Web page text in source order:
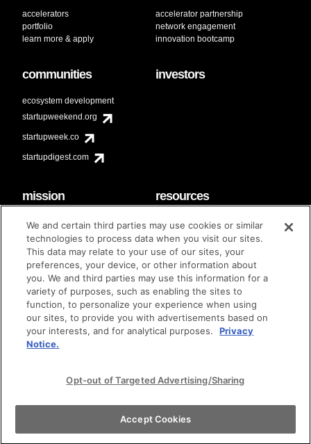
accelerators
portfolio
learn more & apply
accelerator partnership
network engagement
innovation bootcamp
communities
ecosystem development
startupweekend.org
startupweek.co
startupdigest.com
investors
mission
code of conduct
diversity & inclusion
Techstars Foundation
resources
faq
contact
brand guidelines
© techstars 2024 | privacy policy | terms of use
We and certain third parties may use cookies or similar
technologies to process data when you visit our sites.
This data may relate to your use of our sites, your
preferences, your device, or other information about
you. We and third parties may use this information for a
variety of purposes, such as enabling the sites to
function, to personalize your experience when using
our sites, to provide you with advertisements based on
your interests, and for analytical purposes.
Privacy
Notice.
Opt-out of Targeted Advertising/Sharing
Accept Cookies